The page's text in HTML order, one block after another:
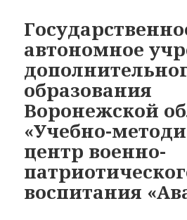
автономное
образования
Воронежской
«Учебно-
центр военно-
воспитания